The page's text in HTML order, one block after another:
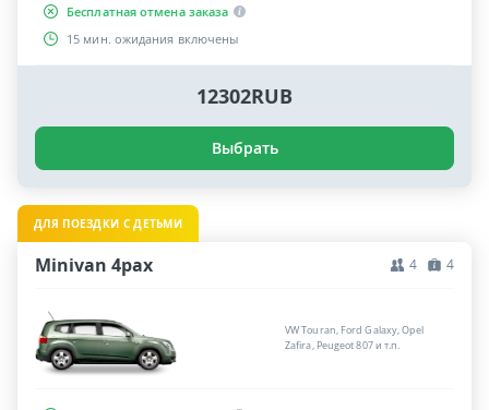
Бесплатная отмена заказа
15 мин. ожидания включены
12302RUB
Выбрать
ДЛЯ ПОЕЗДКИ С ДЕТЬМИ
Minivan 4pax 4 4
VW Touran, Ford Galaxy, Opel
Zafira, Peugeot 807 и т.п.